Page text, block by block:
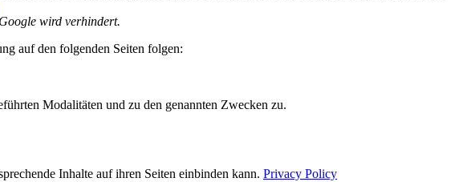
wird verhindert.
auf den folgenden Seiten folgen:
Modalitäten und zu den genannten Zwecken zu.
Inhalte auf ihren Seiten einbinden kann. Privacy Policy